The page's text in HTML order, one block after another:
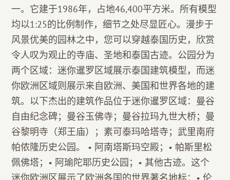
Благотворительность
一。它建于1986年，占地46,400平方米。所有模型
均以1:25的比例制作，细节之处尽显匠心。漫步于
风景优美的园林之中，您可以穿越泰国历史，欣赏
令人叹为观止的寺庙、圣地和泰国古迹。公园分为
两个区域：迷你暹罗区域展示泰国建筑模型，而迷
你欧洲区域则展示来自欧洲、美国和世界各地的建
筑。以下杰出的建筑作品位于迷你暹罗区域：曼谷
自由纪念碑；曼谷玉佛寺；曼谷拉玛九世大桥；曼
谷黎明寺（郑王庙）；素可泰玛哈塔寺；武里南府
帕侬隆历史公园。 • 阿南塔斯玛空殿；• 帕斯里松
佩佛塔；• 阿瑜陀耶历史公园；• 其他古迹。这个